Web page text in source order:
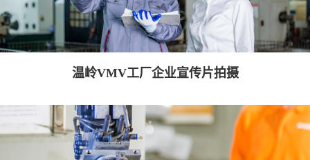
温岭VMV工厂企业宣传片拍摄